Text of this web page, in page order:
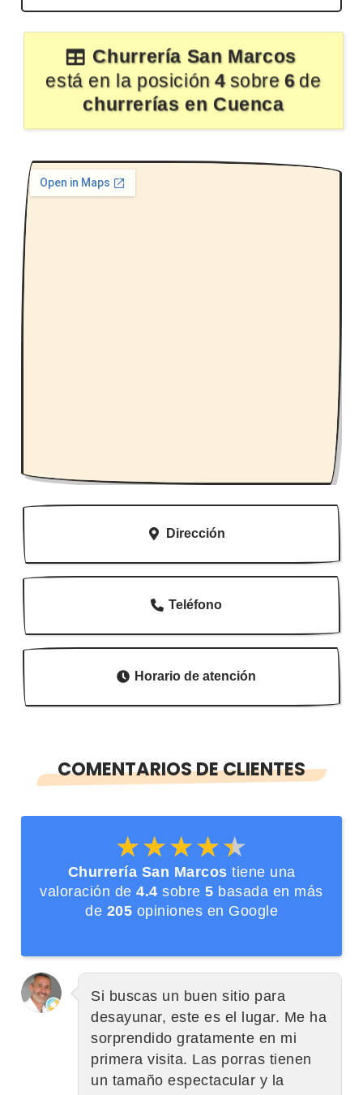
Churrería San Marcos
está en la posición 4 sobre 6 de
churrerías en Cuenca
Dirección
Teléfono
Horario de atención
COMENTARIOS DE CLIENTES
★★★★★
★★★★★
Churrería San Marcos tiene una
valoración de4.4 sobre5 basada en más
de 205 opiniones en Google
Si buscas un buen sitio para
desayunar, este es el lugar. Me ha
sorprendido gratamente en mi
primera visita. Las porras tienen
un tamaño espectacular y la